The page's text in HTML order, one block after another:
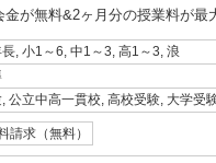
金が無料&2ヶ月分の授業料が最
, 小1～6, 中1～3, 高1～3, 浪
公立中高一貫校, 高校受験, 大学受
請求（無料）